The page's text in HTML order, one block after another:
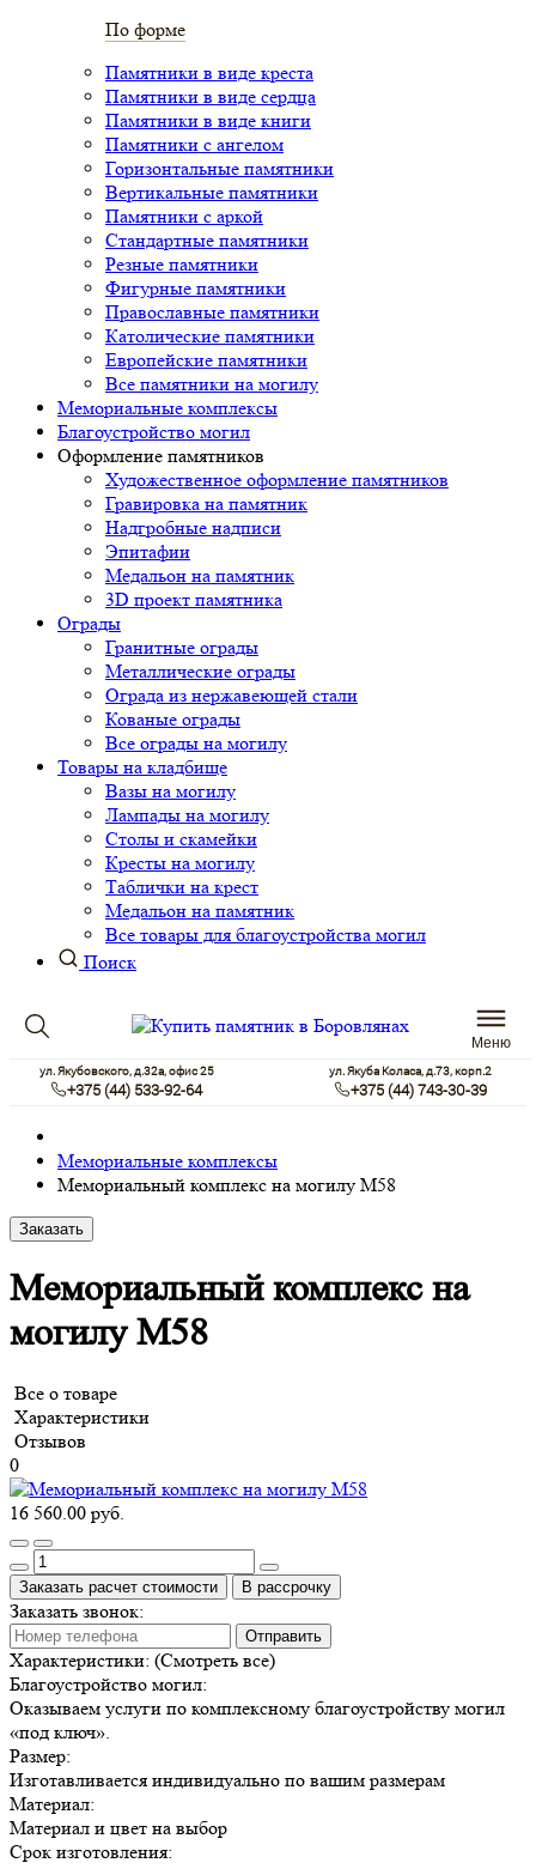
По форме
Памятники в виде креста
Памятники в виде сердца
Памятники в виде книги
Памятники с ангелом
Горизонтальные памятники
Вертикальные памятники
Памятники с аркой
Стандартные памятники
Резные памятники
Фигурные памятники
Православные памятники
Католические памятники
Европейские памятники
Все памятники на могилу
Мемориальные комплексы
Благоустройство могил
Оформление памятников
Художественное оформление памятников
Гравировка на памятник
Надгробные надписи
Эпитафии
Медальон на памятник
3D проект памятника
Ограды
Гранитные ограды
Металлические ограды
Ограда из нержавеющей стали
Кованые ограды
Все ограды на могилу
Товары на кладбище
Вазы на могилу
Лампады на могилу
Столы и скамейки
Кресты на могилу
Таблички на крест
Медальон на памятник
Все товары для благоустройства могил
Поиск
Меню
ул. Якубовского, д.32а, офис 25
+375 (44) 533-92-64
ул. Якуба Коласа, д.73, корп.2
+375 (44) 743-30-39
Мемориальные комплексы
Мемориальный комплекс на могилу М58
Заказать
Мемориальный комплекс на
могилу М58
Все о товаре
Характеристики
Отзывов
0
16 560.00 руб.
Заказать расчет стоимости В рассрочку
Заказать звонок:
Отправить
Характеристики: (Смотреть все)
Благоустройство могил:
Оказываем услуги по комплексному благоустройству могил
«под ключ».
Размер:
Изготавливается индивидуально по вашим размерам
Материал:
Материал и цвет на выбор
Срок изготовления: